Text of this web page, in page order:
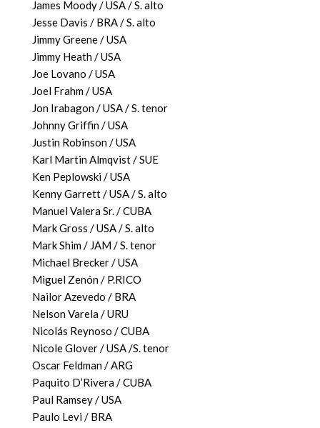
James Moody / USA / S. alto
Jesse Davis / BRA / S. alto
Jimmy Greene / USA
Jimmy Heath / USA
Joe Lovano / USA
Joel Frahm / USA
Jon Irabagon / USA / S. tenor
Johnny Griffin / USA
Justin Robinson / USA
Karl Martin Almqvist / SUE
Ken Peplowski / USA
Kenny Garrett / USA / S. alto
Manuel Valera Sr. / CUBA
Mark Gross / USA / S. alto
Mark Shim / JAM / S. tenor
Michael Brecker / USA
Miguel Zenón / P.RICO
Nailor Azevedo / BRA
Nelson Varela / URU
Nicolás Reynoso / CUBA
Nicole Glover / USA /S. tenor
Oscar Feldman / ARG
Paquito D’Rivera / CUBA
Paul Ramsey / USA
Paulo Levi / BRA